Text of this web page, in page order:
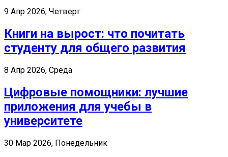
9 Апр 2026, Четверг
Книги на вырост: что почитать
студенту для общего развития
8 Апр 2026, Среда
Цифровые помощники: лучшие
приложения для учебы в
университете
30 Мар 2026, Понедельник